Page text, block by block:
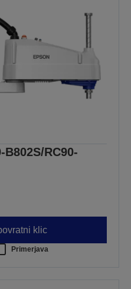
B802S/RC90-
klic
Primerjava